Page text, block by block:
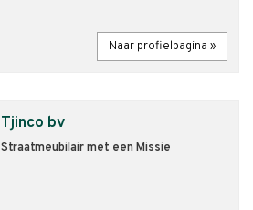
Naar profielpagina »
Tjinco bv
Straatmeubilair met een Missie